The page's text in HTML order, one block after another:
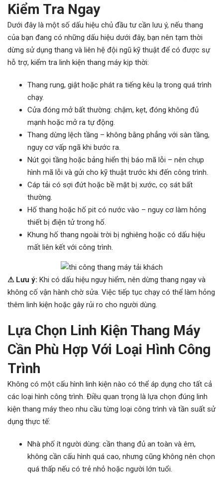
Kiểm Tra Ngay
Dưới đây là một số dấu hiệu chủ đầu tư cần lưu ý, nếu thang
của bạn đang có những dấu hiệu dưới đây, bạn nên tạm thời
dừng sử dụng thang và liên hệ đội ngũ kỹ thuật để có được sự
hỗ trợ, kiểm tra linh kiện thang máy kịp thời:
Thang rung, giật hoặc phát ra tiếng kêu lạ trong quá trình
chạy.
Cửa đóng mở bất thường: chậm, kẹt, đóng không đủ
mạnh hoặc mở ra tự động.
Thang dừng lệch tầng – không bằng phẳng với sàn tầng,
nguy cơ vấp ngã khi bước ra.
Nút gọi tầng hoặc bảng hiển thị báo mã lỗi – nên chụp
hình mã lỗi và gửi cho kỹ thuật trước khi đến công trình.
Cáp tải có sợi đứt hoặc bề mặt bị xước, cọ sát bất
thường.
Hố thang hoặc hố pit có nước vào – nguy cơ làm hỏng
thiết bị điện tử trong hố.
Khung hố thang ngoài trời bị nghiêng hoặc có dấu hiệu
mất liên kết với công trình.
⚠ Lưu ý: Khi có dấu hiệu nguy hiểm, nên dừng thang ngay và
không cố vận hành chờ sửa. Việc tiếp tục chạy có thể làm hỏng
thêm linh kiện hoặc gây rủi ro cho người dùng.
Lựa Chọn Linh Kiện Thang Máy
Cần Phù Hợp Với Loại Hình Công
Trình
Không có một cấu hình linh kiện nào có thể áp dụng cho tất cả
các loại hình công trình. Điều quan trọng là lựa chọn đúng linh
kiện thang máy theo nhu cầu từng loại công trình và tần suất sử
dụng thực tế:
Nhà phố ít người dùng: cần thang đủ an toàn và êm,
không cần cấu hình quá cao, nhưng cũng không nên chọn
quá thấp nếu có trẻ nhỏ hoặc người lớn tuổi.